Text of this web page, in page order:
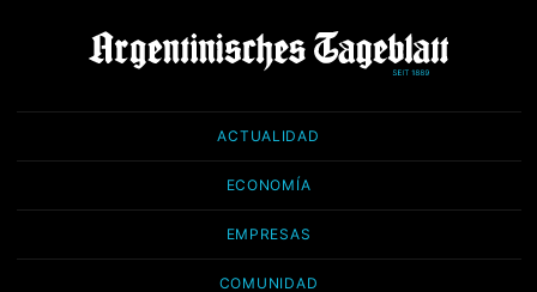
ACTUALIDAD
ECONOMÍA
EMPRESAS
COMUNIDAD